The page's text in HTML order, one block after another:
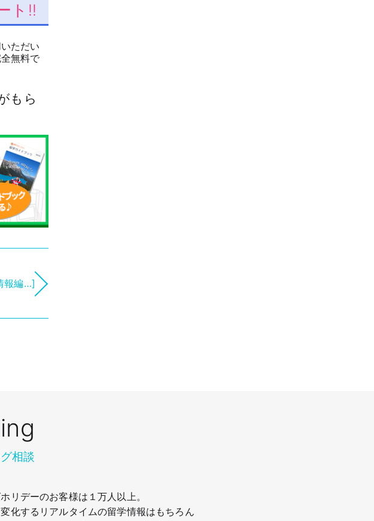
ト!!
ただい
無料で
もら
報編…]
相談
リデーのお客様は１万人以上。
化するリアルタイムの留学情報はもちろん